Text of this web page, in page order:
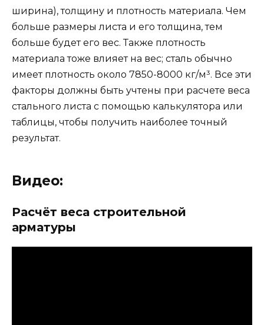
ширина), толщину и плотность материала. Чем
больше размеры листа и его толщина, тем
больше будет его вес. Также плотность
материала тоже влияет на вес; сталь обычно
имеет плотность около 7850-8000 кг/м³. Все эти
факторы должны быть учтены при расчете веса
стального листа с помощью калькулятора или
таблицы, чтобы получить наиболее точный
результат.
Видео:
Расчёт веса строительной
арматуры